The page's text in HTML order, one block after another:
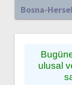
Bosna-
ulusal